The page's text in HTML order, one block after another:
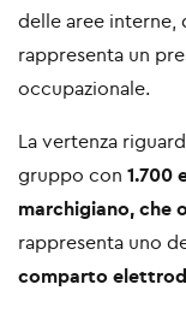
delle aree interne,
rappresenta un
occupazionale.
La vertenza
gruppo con 1.700
marchigiano, che
rappresenta uno
comparto